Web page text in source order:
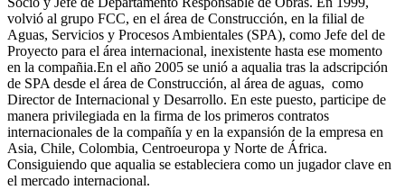
volvió al grupo FCC, en el área de Construcción, en la filial de
Aguas, Servicios y Procesos Ambientales (SPA), como Jefe del de
Proyecto para el área internacional, inexistente hasta ese momento
en la compañia.En el año 2005 se unió a aqualia tras la adscripción
de SPA desde el área de Construcción, al área de aguas, como
Director de Internacional y Desarrollo. En este puesto, participe de
manera privilegiada en la firma de los primeros contratos
internacionales de la compañía y en la expansión de la empresa en
Asia, Chile, Colombia, Centroeuropa y Norte de África.
Consiguiendo que aqualia se estableciera como un jugador clave en
el mercado internacional.